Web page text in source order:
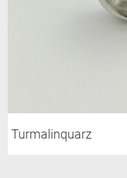
Turmalinquarz